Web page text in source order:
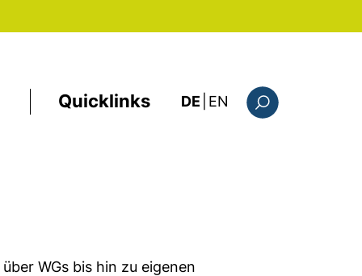
Quicklinks DE EN : the current page
WGs bis hin zu eigenen